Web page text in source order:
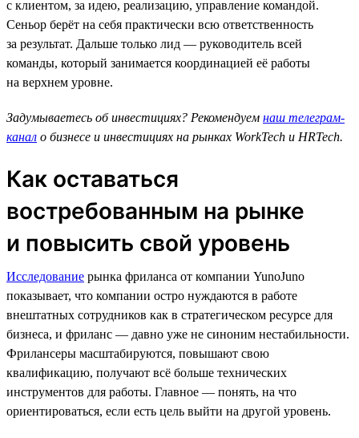
с клиентом, за идею, реализацию, управление командой.
Сеньор берёт на себя практически всю ответственность
за результат. Дальше только лид — руководитель всей
команды, который занимается координацией её работы
на верхнем уровне.
Задумываетесь об инвестициях? Рекомендуем наш телеграм-
канал о бизнесе и инвестициях на рынках WorkTech и HRTech.
Как оставаться
востребованным на рынке
и повысить свой уровень
Исследование рынка фриланса от компании YunoJuno
показывает, что компании остро нуждаются в работе
внештатных сотрудников как в стратегическом ресурсе для
бизнеса, и фриланс — давно уже не синоним нестабильности.
Фрилансеры масштабируются, повышают свою
квалификацию, получают всё больше технических
инструментов для работы. Главное — понять, на что
ориентироваться, если есть цель выйти на другой уровень.